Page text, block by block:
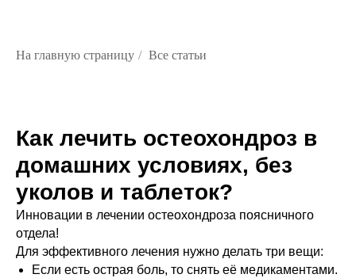
На главную страницу / Все статьи
Как лечить остеохондроз в
домашних условиях, без
уколов и таблеток?
Инновации в лечении остеохондроза поясничного
отдела!
Для эффективного лечения нужно делать три вещи:
Если есть острая боль, то снять её медикаментами.